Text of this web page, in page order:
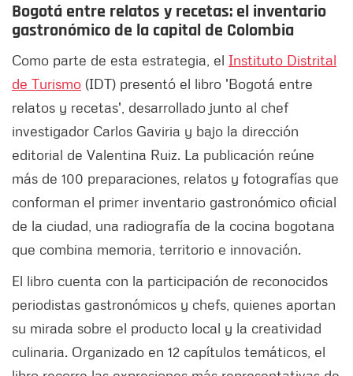
Bogotá entre relatos y recetas: el inventario
gastronómico de la capital de Colombia
Como parte de esta estrategia, el Instituto Distrital
de Turismo (IDT) presentó el libro 'Bogotá entre
relatos y recetas', desarrollado junto al chef
investigador Carlos Gaviria y bajo la dirección
editorial de Valentina Ruiz. La publicación reúne
más de 100 preparaciones, relatos y fotografías que
conforman el primer inventario gastronómico oficial
de la ciudad, una radiografía de la cocina bogotana
que combina memoria, territorio e innovación.
El libro cuenta con la participación de reconocidos
periodistas gastronómicos y chefs, quienes aportan
su mirada sobre el producto local y la creatividad
culinaria. Organizado en 12 capítulos temáticos, el